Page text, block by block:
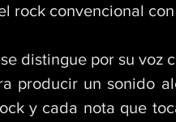
rock convencional
distingue por su voz
producir un sonido
y cada nota que